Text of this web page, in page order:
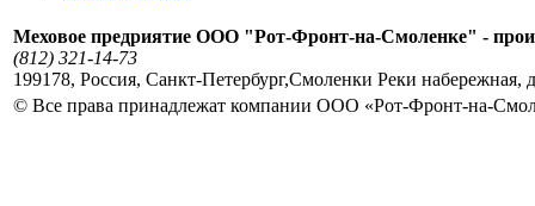
Меховое предриятие ООО "Рот-Фронт-на-Смоленке" -
(812) 321-14-73
199178, Россия, Санкт-Петербург,Смоленки Реки набережная,
© Все права принадлежат компании ООО «Рот-Фронт-на-